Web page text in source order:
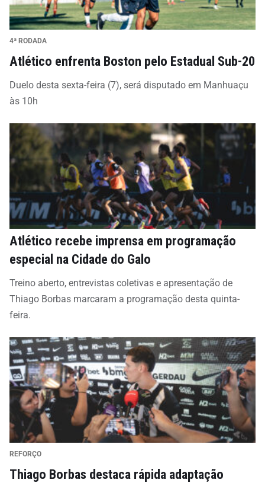
4ª RODADA
Atlético enfrenta Boston pelo Estadual Sub-20
Duelo desta sexta-feira (7), será disputado em Manhuaçu
às 10h
Atlético recebe imprensa em programação
especial na Cidade do Galo
Treino aberto, entrevistas coletivas e apresentação de
Thiago Borbas marcaram a programação desta quinta-
feira.
REFORÇO
Thiago Borbas destaca rápida adaptação